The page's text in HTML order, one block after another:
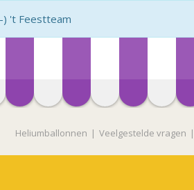
) 't Feestteam
Heliumballonnen Veelgestelde vragen